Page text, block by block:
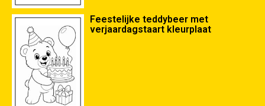
Feestelijke teddybeer met
verjaardagstaart kleurplaat